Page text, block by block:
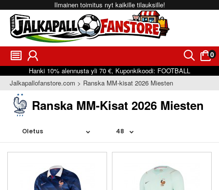
Ilmainen toimitus nyt kaikille tilauksille!
󰂩 󰃳 󰂨 0
󰃠
Hanki 10% alennusta yli 70 €, Kuponkikoodi: FOOTBALL
Jalkapallofanstore.com
Ranska MM-kisat 2026 Miesten
Ranska MM-Kisat 2026 Miesten